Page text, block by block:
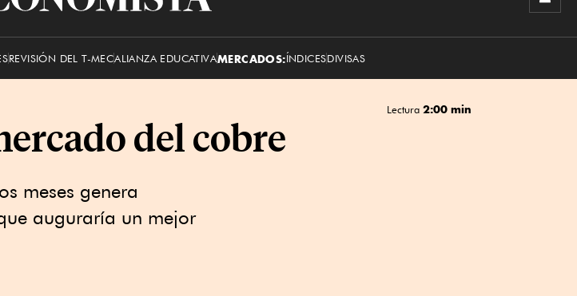
El
REVISIÓN DEL T-MECALIANZA EDUCATIVAMERCADOS:ÍNDICESDIVISAS
Lectura 2:00 min
del cobre
meses genera
auguraría un mejor